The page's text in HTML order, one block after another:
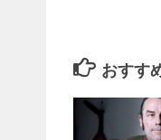
おすす